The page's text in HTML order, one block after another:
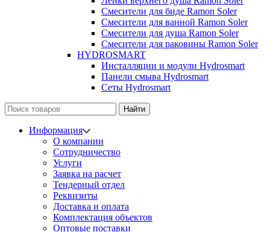
Смесители для биде Ramon Soler
Смесители для ванной Ramon Soler
Смесители для душа Ramon Soler
Смесители для раковины Ramon Soler
HYDROSMART
Инсталляции и модули Hydrosmart
Панели смыва Hydrosmart
Сеты Hydrosmart
Найти
Информация
О компании
Сотрудничество
Услуги
Заявка на расчет
Тендерный отдел
Реквизиты
Доставка и оплата
Комплектация объектов
Оптовые поставки